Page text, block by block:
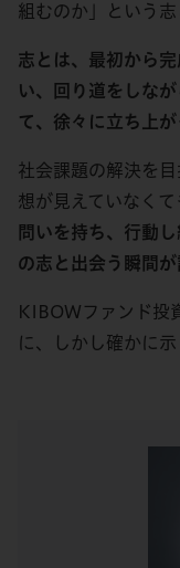
組むのか」という志
志とは、最初から
い、回り道をしな
て、徐々に立ち上が
社会課題の解決を
想が見えていなくて
問いを持ち、行動
の志と出会う瞬間が
KIBOWファンド投
に、しかし確かに示